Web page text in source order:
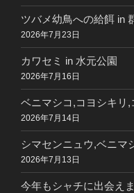
ツバメ幼鳥への給餌 in
2026年7月23日
カワセミ in 水元公園
2026年7月16日
ベニマシコ,コヨシキリ
2026年7月14日
シマセンニュウ,ベニ
2026年7月13日
今年もシャチに出会え